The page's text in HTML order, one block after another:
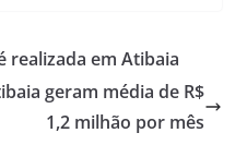
realizada em Atibaia
geram média de R$
1,2 milhão por mês